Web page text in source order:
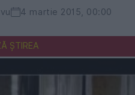
4 martie 2015, 00:00
ȘTIREA